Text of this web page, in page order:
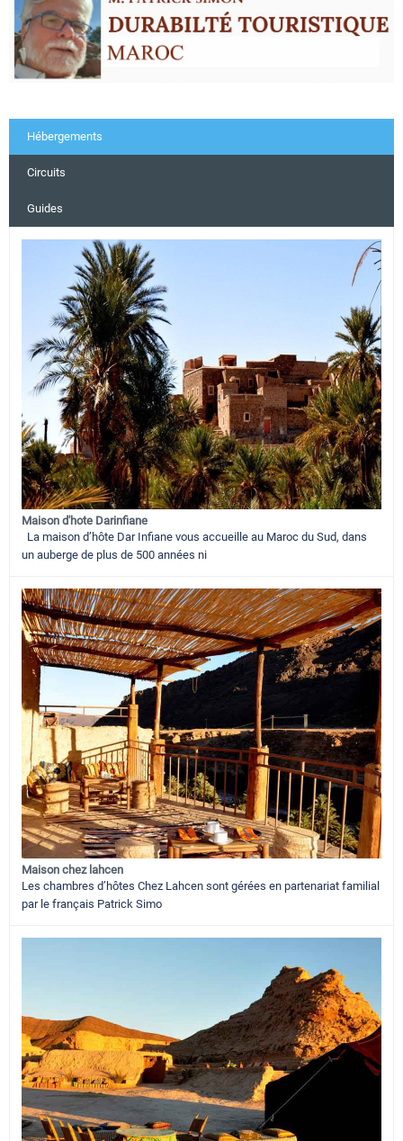
Hébergements
Circuits
Guides
Maison d'hote Darinfiane
La maison d’hôte Dar Infiane vous accueille au Maroc du Sud, dans
un auberge de plus de 500 années ni
Maison chez lahcen
Les chambres d’hôtes Chez Lahcen sont gérées en partenariat familial
par le français Patrick Simo